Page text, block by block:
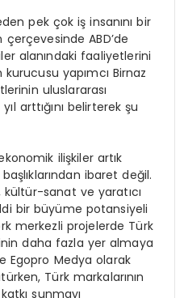
pek çok iş insanını bir
ABD’de
alanındaki faaliyetlerini
yapımcı Birnaz
uluslararası
arttığını belirterek şu
ilişkiler artık
ibaret değil.
sanat ve yaratıcı
bir büyüme potansiyeli
merkezli projelerde Türk
daha fazla yer almaya
Egopro Medya olarak
Türk markalarının
sunmayı